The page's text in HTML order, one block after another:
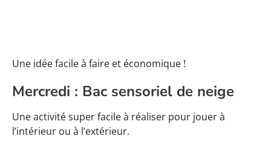
Une idée facile à faire et économique !
Mercredi : Bac sensoriel de neige
Une activité super facile à réaliser pour jouer à
l’intérieur ou à l’extérieur.